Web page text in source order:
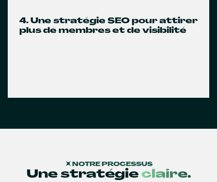
4. Une stratégie SEO pour attirer
plus de membres et de visibilité
NOTRE PROCESSUS
Une stratégie claire.